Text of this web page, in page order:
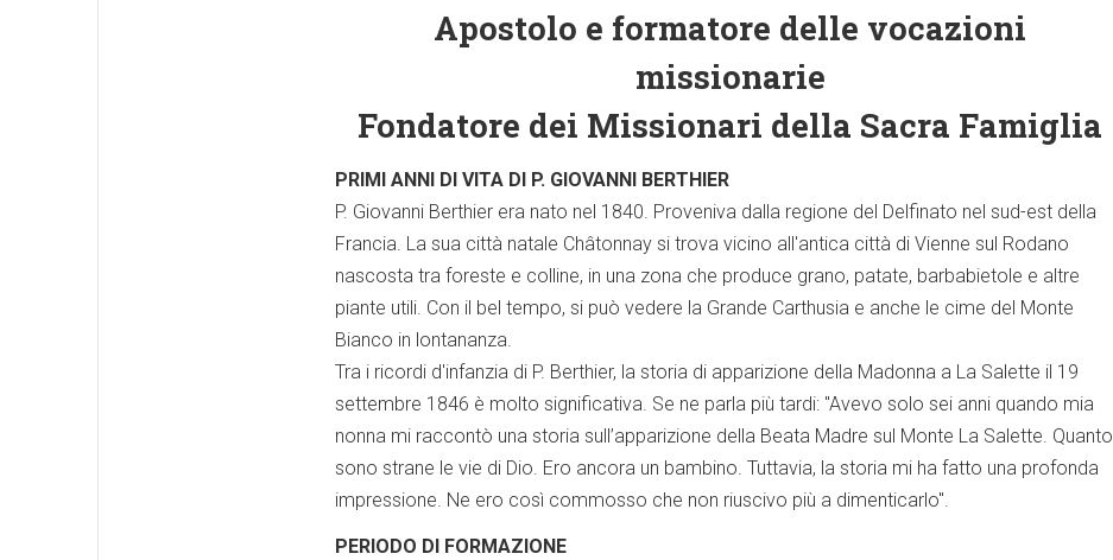
Apostolo e formatore delle vocazioni
missionarie
Fondatore dei Missionari della Sacra Famiglia
PRIMI ANNI DI VITA DI P. GIOVANNI BERTHIER
P. Giovanni Berthier era nato nel 1840. Proveniva dalla regione del Delfinato nel sud-est della
Francia. La sua città natale Châtonnay si trova vicino all'antica città di Vienne sul Rodano
nascosta tra foreste e colline, in una zona che produce grano, patate, barbabietole e altre
piante utili. Con il bel tempo, si può vedere la Grande Carthusia e anche le cime del Monte
Bianco in lontananza.
Tra i ricordi d'infanzia di P. Berthier, la storia di apparizione della Madonna a La Salette il 19
settembre 1846 è molto significativa. Se ne parla più tardi: "Avevo solo sei anni quando mia
nonna mi raccontò una storia sull’apparizione della Beata Madre sul Monte La Salette. Quanto
sono strane le vie di Dio. Ero ancora un bambino. Tuttavia, la storia mi ha fatto una profonda
impressione. Ne ero così commosso che non riuscivo più a dimenticarlo".
PERIODO DI FORMAZIONE